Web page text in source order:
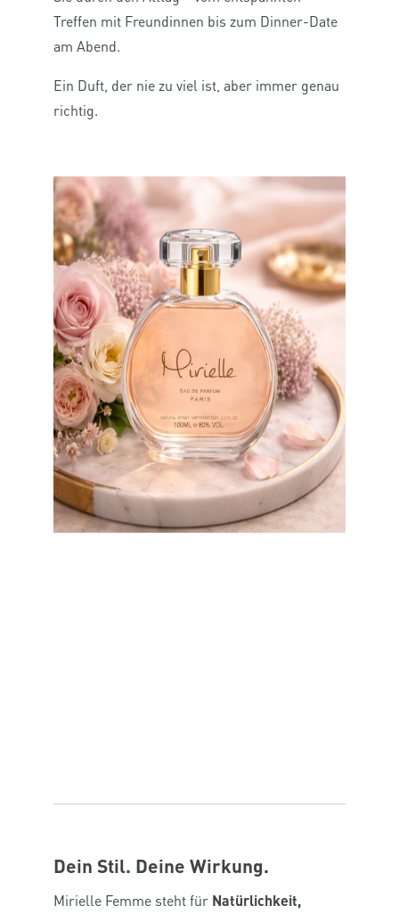
Treffen mit Freundinnen bis zum Dinner-Date
am Abend.
Ein Duft, der nie zu viel ist, aber immer genau
richtig.
Dein Stil. Deine Wirkung.
Mirielle Femme steht für Natürlichkeit,